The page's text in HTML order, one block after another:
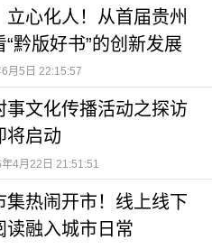
立心化人！从首届贵州
黔版好书”的创新发展
月5日 22:15:57
事文化传播活动之探访
将启动
4月22日 21:51:51
集热闹开市！线上线下
读融入城市日常